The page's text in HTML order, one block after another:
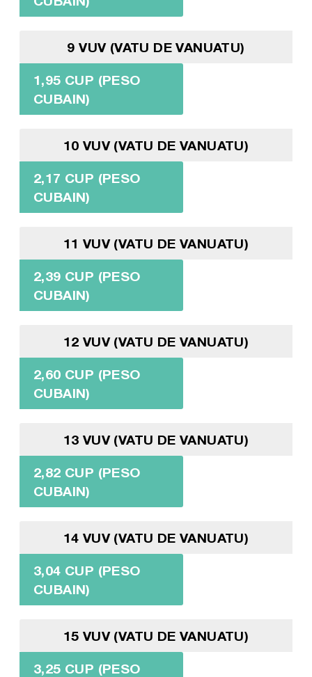
9 VUV (VATU DE VANUATU)
1,95 CUP (PESO
CUBAIN)
10 VUV (VATU DE VANUATU)
2,17 CUP (PESO
CUBAIN)
11 VUV (VATU DE VANUATU)
2,39 CUP (PESO
CUBAIN)
12 VUV (VATU DE VANUATU)
2,60 CUP (PESO
CUBAIN)
13 VUV (VATU DE VANUATU)
2,82 CUP (PESO
CUBAIN)
14 VUV (VATU DE VANUATU)
3,04 CUP (PESO
CUBAIN)
15 VUV (VATU DE VANUATU)
3,25 CUP (PESO